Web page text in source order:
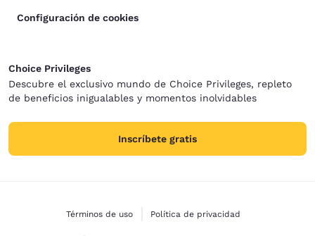
Configuración de cookies
Choice Privileges
Descubre el exclusivo mundo de Choice Privileges, repleto
de beneficios inigualables y momentos inolvidables
Inscríbete gratis
Términos de uso Política de privacidad